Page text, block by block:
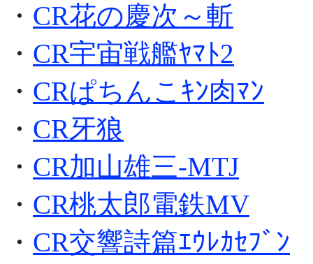
・ CR花の慶次～斬
・ CR宇宙戦艦ﾔﾏﾄ2
・ CRぱちんこｷﾝ肉ﾏﾝ
・ CR牙狼
・ CR加山雄三-MTJ
・ CR桃太郎電鉄MV
・ CR交響詩篇ｴｳﾚｶｾﾌﾞﾝ